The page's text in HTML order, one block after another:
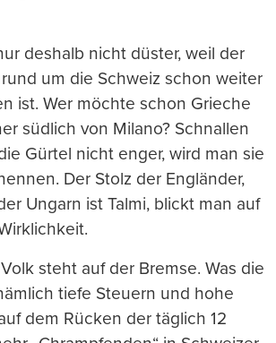
deshalb nicht düster, weil der
um die Schweiz schon weiter
ist. Wer möchte schon Grieche
südlich von Milano? Schnallen
Gürtel nicht enger, wird man sie
Der Stolz der Engländer,
Ungarn ist Talmi, blickt man auf
steht auf der Bremse. Was die
tiefe Steuern und hohe
dem Rücken der täglich 12